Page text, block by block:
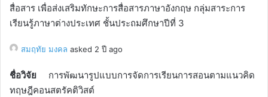
สื่อสาร เพื่อส่งเสริมทักษะการสื่อสารภาษาอังกฤษ กลุ่มสาระการ
เรียนรู้ภาษาต่างประเทศ ชั้นประถมศึกษาปีที่ 3
สมฤทัย มงคล asked 2 ปี ago
ชื่อวิจัย การพัฒนารูปแบบการจัดการเรียนการสอนตามแนวคิด
ทฤษฎีคอนสตรัคติวิสต์